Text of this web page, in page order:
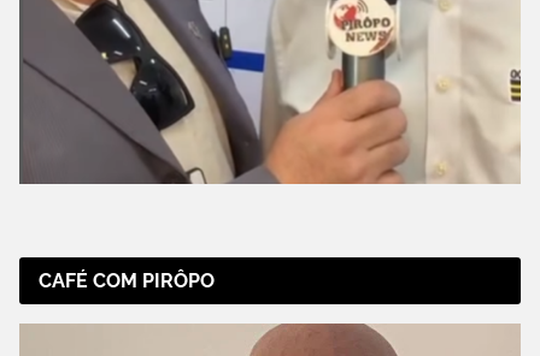
CAFÉ COM PIRÔPO